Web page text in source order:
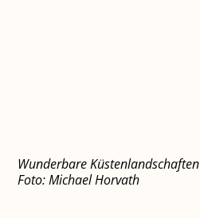
Wunderbare Küstenlandschaften
Foto: Michael Horvath